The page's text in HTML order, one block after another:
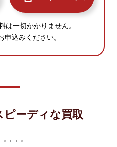
は一切かかりません。
申込みください。
ピーディな買取